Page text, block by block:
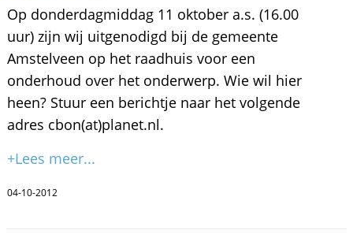
Op donderdagmiddag 11 oktober a.s. (16.00
uur) zijn wij uitgenodigd bij de gemeente
Amstelveen op het raadhuis voor een
onderhoud over het onderwerp. Wie wil hier
heen? Stuur een berichtje naar het volgende
adres cbon(at)planet.nl.
+Lees meer...
04-10-2012